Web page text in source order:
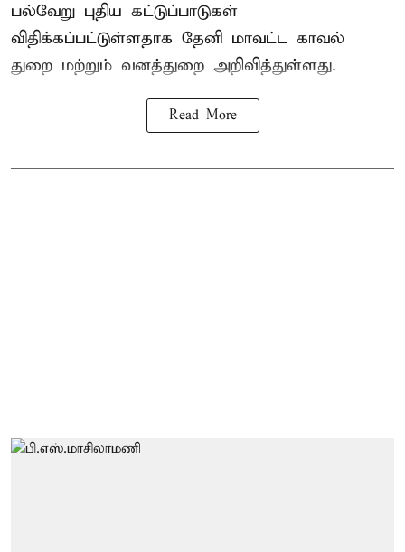
பல்வேறு புதிய கட்டுப்பாடுகள்
விதிக்கப்பட்டுள்ளதாக தேனி மாவட்ட காவல்
துறை மற்றும் வனத்துறை அறிவித்துள்ளது.
Read More